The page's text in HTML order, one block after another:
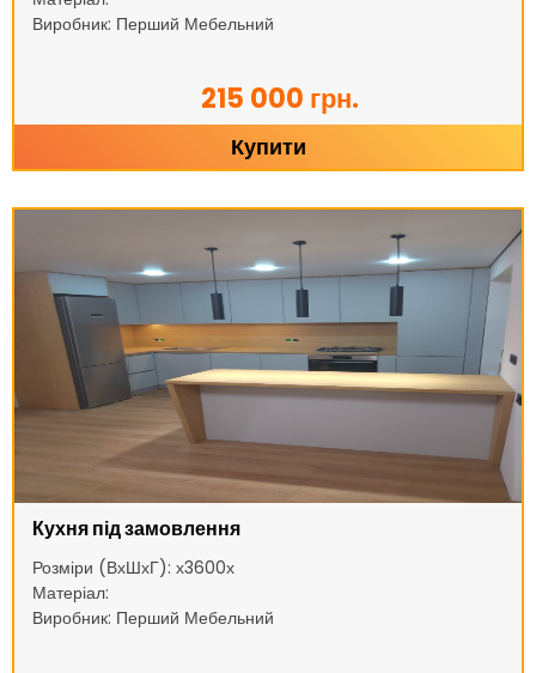
Виробник: Перший Мебельний
215 000 грн.
Купити
Кухня під замовлення
Розміри (ВхШхГ): х3600х
Матеріал:
Виробник: Перший Мебельний